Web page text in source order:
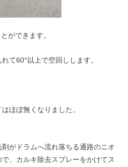
ができます。
て60°以上で空回しします。
ほぼ無くなりました。
がドラムへ流れ落ちる通路のニオ
、カルキ除去スプレーをかけてス